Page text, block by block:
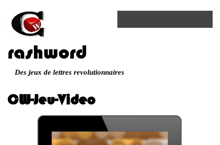
rashword
Des jeux de lettres revolutionnaires
CW-Jeu-Video